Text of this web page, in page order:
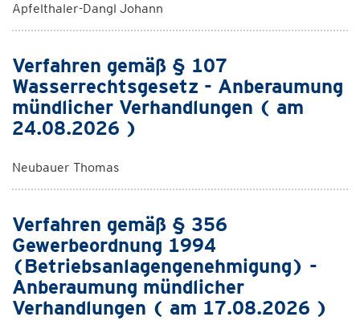
Apfelthaler-Dangl Johann
Verfahren gemäß § 107
Wasserrechtsgesetz - Anberaumung
mündlicher Verhandlungen ( am
24.08.2026 )
Neubauer Thomas
Verfahren gemäß § 356
Gewerbeordnung 1994
(Betriebsanlagengenehmigung) -
Anberaumung mündlicher
Verhandlungen ( am 17.08.2026 )